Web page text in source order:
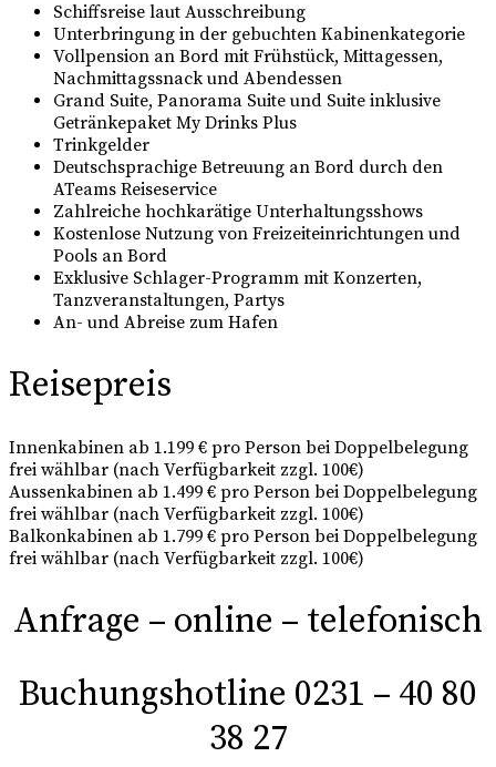
Schiffsreise laut Ausschreibung
Unterbringung in der gebuchten Kabinenkategorie
Vollpension an Bord mit Frühstück, Mittagessen,
Nachmittagssnack und Abendessen
Grand Suite, Panorama Suite und Suite inklusive
Getränkepaket My Drinks Plus
Trinkgelder
Deutschsprachige Betreuung an Bord durch den
ATeams Reiseservice
Zahlreiche hochkarätige Unterhaltungsshows
Kostenlose Nutzung von Freizeiteinrichtungen und
Pools an Bord
Exklusive Schlager-Programm mit Konzerten,
Tanzveranstaltungen, Partys
An- und Abreise zum Hafen
Reisepreis
Innenkabinen ab 1.199 € pro Person bei Doppelbelegung
frei wählbar (nach Verfügbarkeit zzgl. 100€)
Aussenkabinen ab 1.499 € pro Person bei Doppelbelegung
frei wählbar (nach Verfügbarkeit zzgl. 100€)
Balkonkabinen ab 1.799 € pro Person bei Doppelbelegung
frei wählbar (nach Verfügbarkeit zzgl. 100€)
Anfrage – online – telefonisch
Buchungshotline 0231 – 40 80
38 27